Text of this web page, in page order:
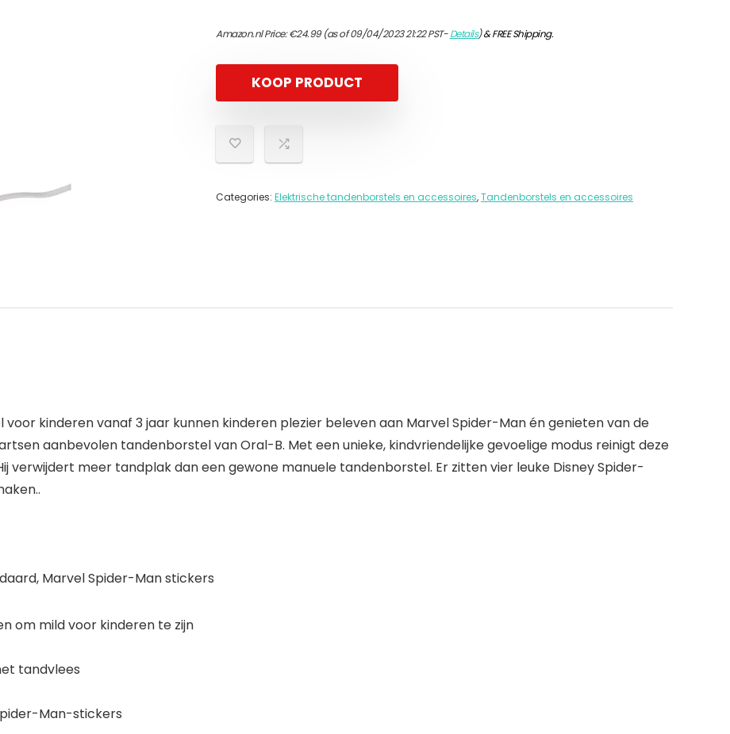
Amazon.nl Price:€24.99(as of 09/04/2023 21:22 PST-Details)&FREE Shipping.
KOOP PRODUCT
Categories: Elektrische tandenborstels en accessoires,Tandenborstels en accessoires
kinderen vanaf 3 jaar kunnen kinderen plezier beleven aan Marvel Spider-Man én genieten van de
aanbevolen tandenborstel van Oral-B. Met een unieke, kindvriendelijke gevoelige modus reinigt deze
verwijdert meer tandplak dan een gewone manuele tandenborstel. Er zitten vier leuke Disney Spider-
Marvel Spider-Man stickers
om mild voor kinderen te zijn
tandvlees
Man-stickers